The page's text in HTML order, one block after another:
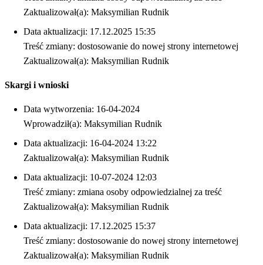
Zaktualizował(a): Maksymilian Rudnik
Data aktualizacji: 17.12.2025 15:35
Treść zmiany: dostosowanie do nowej strony internetowej
Zaktualizował(a): Maksymilian Rudnik
Skargi i wnioski
Data wytworzenia: 16-04-2024
Wprowadził(a): Maksymilian Rudnik
Data aktualizacji: 16-04-2024 13:22
Zaktualizował(a): Maksymilian Rudnik
Data aktualizacji: 10-07-2024 12:03
Treść zmiany: zmiana osoby odpowiedzialnej za treść
Zaktualizował(a): Maksymilian Rudnik
Data aktualizacji: 17.12.2025 15:37
Treść zmiany: dostosowanie do nowej strony internetowej
Zaktualizował(a): Maksymilian Rudnik